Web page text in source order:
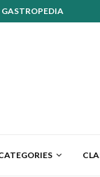
GASTROPEDIA